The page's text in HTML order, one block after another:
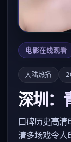
电影在线观看
大陆热播
深圳：
口碑历史高
清多场戏令人